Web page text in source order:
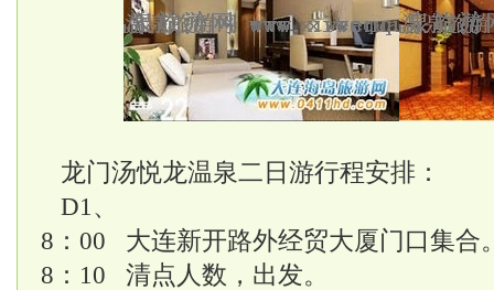
龙门汤悦龙温泉二日游行程安排：
D1、
8：00 大连新开路外经贸大厦门口集合
8：10 清点人数，出发。